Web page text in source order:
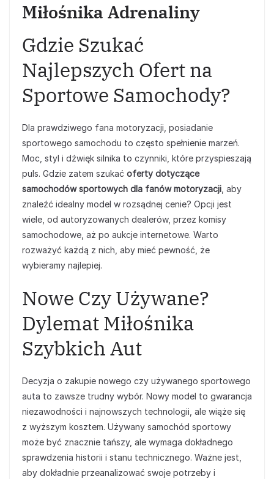
Miłośnika Adrenaliny
Gdzie Szukać
Najlepszych Ofert na
Sportowe Samochody?
Dla prawdziwego fana motoryzacji, posiadanie
sportowego samochodu to często spełnienie marzeń.
Moc, styl i dźwięk silnika to czynniki, które przyspieszają
puls. Gdzie zatem szukać oferty dotyczące
samochodów sportowych dla fanów motoryzacji , aby
znaleźć idealny model w rozsądnej cenie? Opcji jest
wiele, od autoryzowanych dealerów, przez komisy
samochodowe, aż po aukcje internetowe. Warto
rozważyć każdą z nich, aby mieć pewność, że
wybieramy najlepiej.
Nowe Czy Używane?
Dylemat Miłośnika
Szybkich Aut
Decyzja o zakupie nowego czy używanego sportowego
auta to zawsze trudny wybór. Nowy model to gwarancja
niezawodności i najnowszych technologii, ale wiąże się
z wyższym kosztem. Używany samochód sportowy
może być znacznie tańszy, ale wymaga dokładnego
sprawdzenia historii i stanu technicznego. Ważne jest,
aby dokładnie przeanalizować swoje potrzeby i